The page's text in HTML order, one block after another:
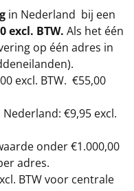
in Nederland bij een
excl. BTW. Als het één
op één adres in
excl. BTW. €55,00
€9,95 excl.
onder €1.000,00
adres.
BTW voor centrale